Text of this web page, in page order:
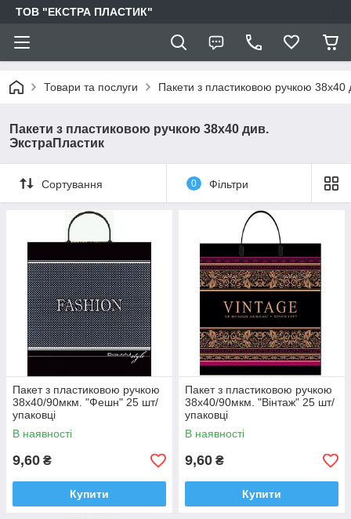
ТОВ "ЕКСТРА ПЛАСТИК"
Товари та послуги Пакети з пластиковою ручкою 38х40
Пакети з пластиковою ручкою 38х40 див.
ЭкстраПластик
Сортування 0 Фільтри
Пакет з пластиковою ручкою
38х40/90мкм. "Фешн" 25 шт/
упаковці
В наявності
9,60 ₴
Купити
Пакет з пластиковою ручкою
38х40/90мкм. "Вінтаж" 25 шт/
упаковці
В наявності
9,60 ₴
Купити